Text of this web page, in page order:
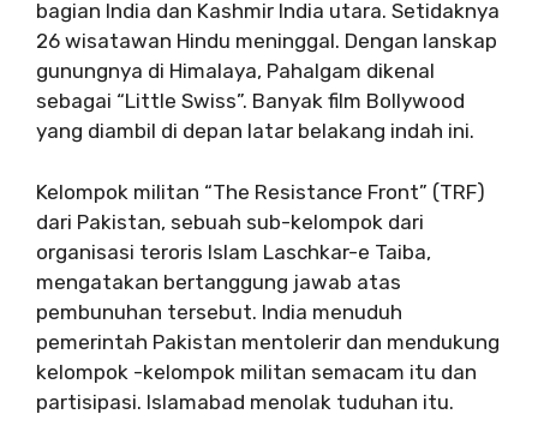
bagian India dan Kashmir India utara. Setidaknya
26 wisatawan Hindu meninggal. Dengan lanskap
gunungnya di Himalaya, Pahalgam dikenal
sebagai “Little Swiss”. Banyak film Bollywood
yang diambil di depan latar belakang indah ini.
Kelompok militan “The Resistance Front” (TRF)
dari Pakistan, sebuah sub-kelompok dari
organisasi teroris Islam Laschkar-e Taiba,
mengatakan bertanggung jawab atas
pembunuhan tersebut. India menuduh
pemerintah Pakistan mentolerir dan mendukung
kelompok -kelompok militan semacam itu dan
partisipasi. Islamabad menolak tuduhan itu.